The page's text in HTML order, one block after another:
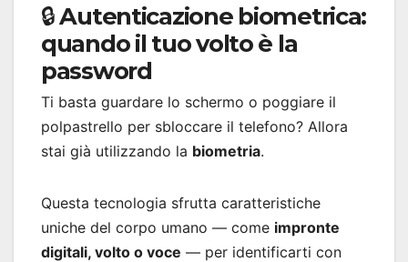
🔒 Autenticazione biometrica:
quando il tuo volto è la
password
Ti basta guardare lo schermo o poggiare il
polpastrello per sbloccare il telefono? Allora
stai già utilizzando la biometria.
Questa tecnologia sfrutta caratteristiche
uniche del corpo umano — come impronte
digitali, volto o voce — per identificarti con